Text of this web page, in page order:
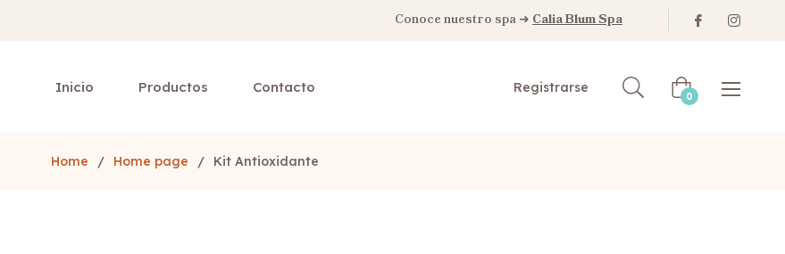
Conoce nuestro spa ➜ Calia Blum Spa
Inicio Productos Contacto Registrarse Carrito
0
Home / Home page / Kit Antioxidante